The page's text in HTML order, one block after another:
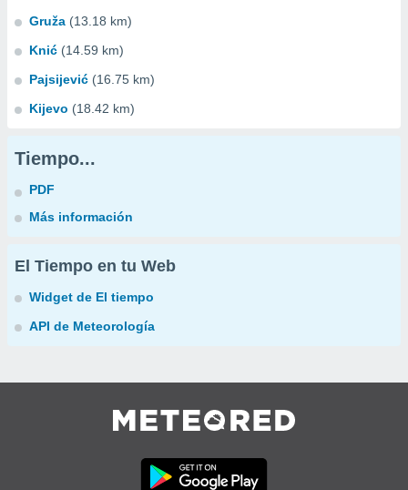
Gruža (13.18 km)
Knić (14.59 km)
Pajsijević (16.75 km)
Kijevo (18.42 km)
Tiempo...
PDF
Más información
El Tiempo en tu Web
Widget de El tiempo
API de Meteorología